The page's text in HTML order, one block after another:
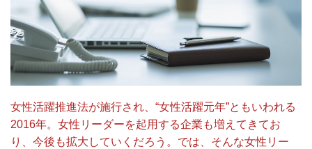
女性活躍推進法が施行され、“女性活躍元年”ともいわれる
2016年。女性リーダーを起用する企業も増えてきてお
り、今後も拡大していくだろう。では、そんな女性リー